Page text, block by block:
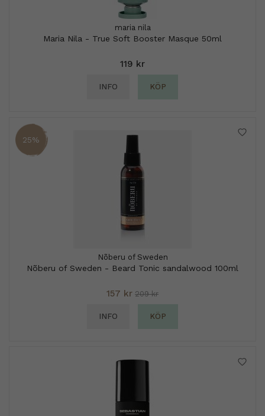
maria nila
Maria Nila - True Soft Booster Masque 50ml
119 kr
INFO KÖP
25%
Nõberu of Sweden
Nõberu of Sweden - Beard Tonic sandalwood 100ml
157 kr 209 kr
INFO KÖP